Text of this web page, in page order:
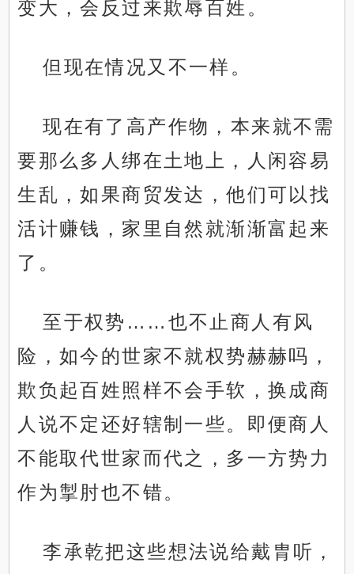
变大，会反过来欺辱百姓。
但现在情况又不一样。
现在有了高产作物，本来就不需
要那么多人绑在土地上，人闲容易
生乱，如果商贸发达，他们可以找
活计赚钱，家里自然就渐渐富起来
了。
至于权势……也不止商人有风
险，如今的世家不就权势赫赫吗，
欺负起百姓照样不会手软，换成商
人说不定还好辖制一些。即便商人
不能取代世家而代之，多一方势力
作为掣肘也不错。
李承乾把这些想法说给戴胄听，